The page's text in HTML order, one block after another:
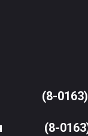
(8-
(8-